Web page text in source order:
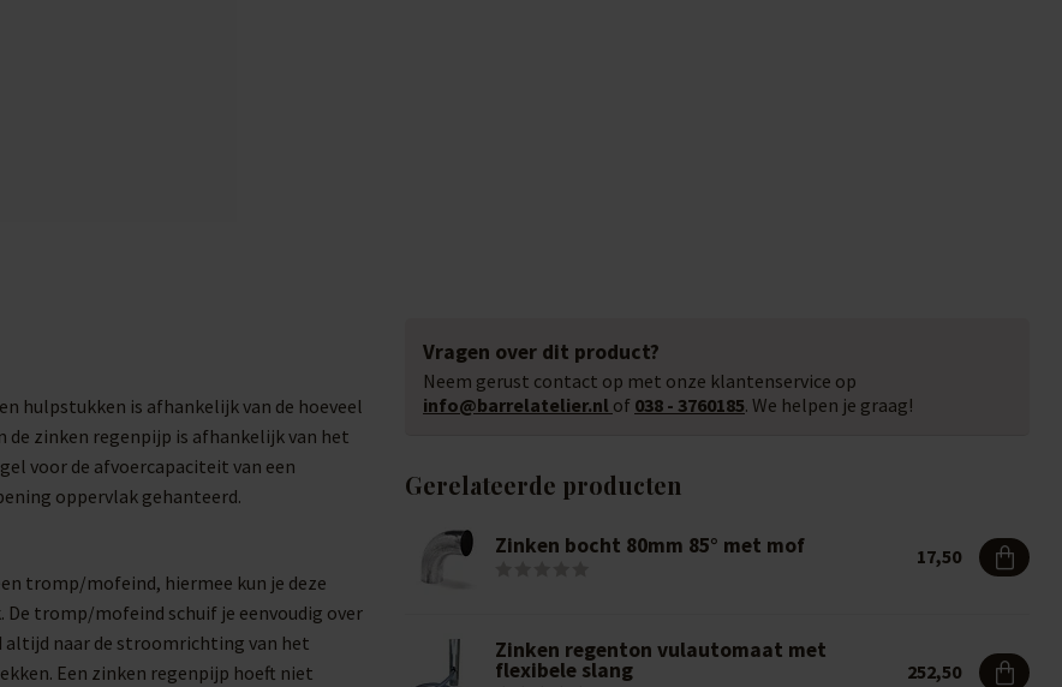
hulpstukken is afhankelijk van de hoeveel
de zinken regenpijp is afhankelijk van het
voor de afvoercapaciteit van een
oppervlak gehanteerd.
tromp/mofeind, hiermee kun je deze
De tromp/mofeind schuif je eenvoudig over
naar de stroomrichting van het
Een zinken regenpijp hoeft niet
Vragen over dit product?
Neem gerust contact op met onze klantenservice op
info@barrelatelier.nl of 038 - 3760185. We helpen je graag!
Gerelateerde producten
Zinken bocht 80mm 85° met mof 17,50
Zinken regenton vulautomaat met
flexibele slang 252,50